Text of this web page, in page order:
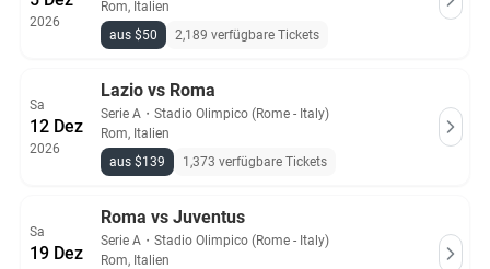
2026
Rom, Italien
aus $50
2,189 verfügbare Tickets
Sa
12 Dez
2026
Lazio vs Roma
Serie A ・ Stadio Olimpico (Rome - Italy)
Rom, Italien
aus $139
1,373 verfügbare Tickets
Sa
19 Dez
Roma vs Juventus
Serie A ・ Stadio Olimpico (Rome - Italy)
Rom, Italien